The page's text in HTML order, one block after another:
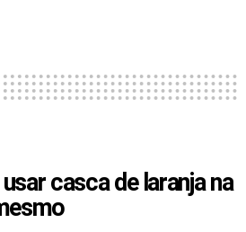
casca de laranja na